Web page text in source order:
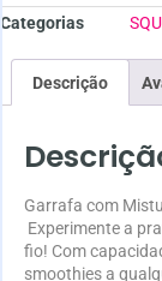
Categorias
Descrição
Garrafa com
Experimente a
fio! Com
smoothies a